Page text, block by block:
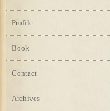
Profile
Book
Contact
Archives